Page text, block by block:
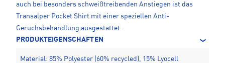
auch bei besonders schweißtreibenden Anstiegen ist das
Transalper Pocket Shirt mit einer speziellen Anti-
Geruchsbehandlung ausgestattet.
PRODUKTEIGENSCHAFTEN
Material: 85% Polyester (60% recycled), 15% Lyocell